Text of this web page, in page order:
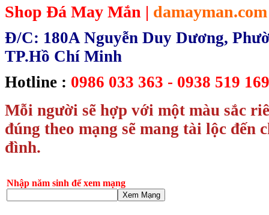
Shop Đá May Mắn | damayman.com
Đ/C: 180A Nguyễn Duy Dương,
TP.Hồ Chí Minh
Hotline : 0986 033 363 - 0938 519
Mỗi người sẽ hợp với một màu sắc
đúng theo mạng sẽ mang tài lộc đến
đình.
Nhập năm sinh để xem mạng
Xem Mạng